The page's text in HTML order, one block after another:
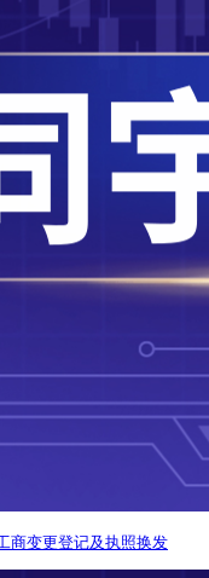
商变更登记及执照换发